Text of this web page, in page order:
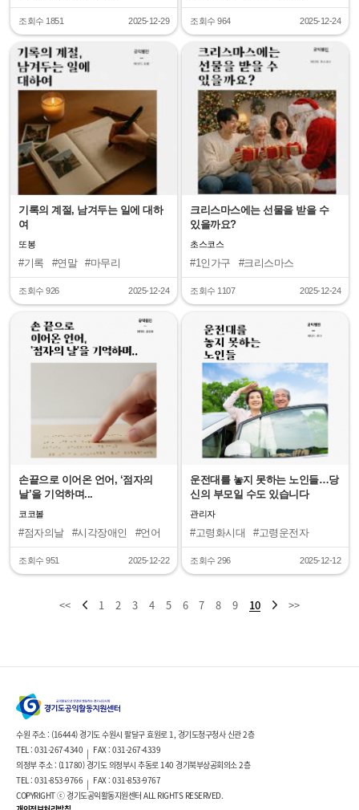
조회수 1851 2025-12-29 조회수 964 2025-12-24
"
기록의 계절, 남겨두는 일에 대하
여
또봉
#기록 #연말 #마무리
조회수 926 2025-12-24
"
크리스마스에는 선물을 받을 수
있을까요?
초스코스
#1인가구 #크리스마스
조회수 1107 2025-12-24
"
손끝으로 이어온 언어, ‘점자의
날’을 기억하며...
코코볼
#점자의날 #시각장애인 #언어
조회수 951 2025-12-22
"
운전대를 놓지 못하는 노인들…당
신의 부모일 수도 있습니다
관리자
#고령화시대 #고령운전자
조회수 296 2025-12-12
<< 1 2 3 4 5 6 7 8 9 10 >>
수원 주소 : (16444) 경기도 수원시 팔달구 효원로 1, 경기도청구청사 신관 2층
TEL : 031-267-4340 | FAX : 031-267-4339
의정부 주소 : (11780) 경기도 의정부시 추동로 140 경기북부상공회의소 2층
TEL : 031-853-9766 | FAX : 031-853-9767
COPYRIGHT ⓒ 경기도공익활동지원센터 ALL RIGHTS RESERVED.